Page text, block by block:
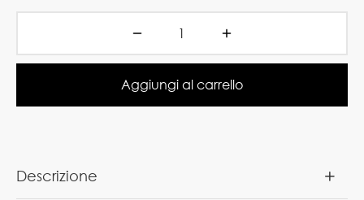
Aggiungi al carrello
Descrizione